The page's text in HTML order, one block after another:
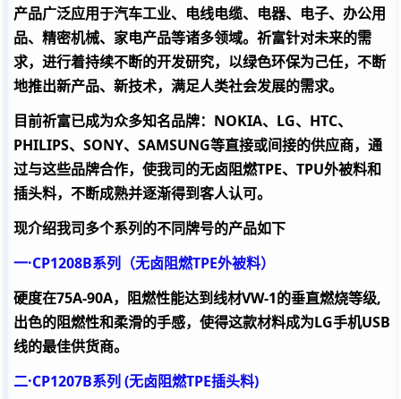
产品广泛应用于汽车工业、电线电缆、电器、电子、办公用
品、精密机械、家电产品等诸多领域。祈富针对未来的需
求，进行着持续不断的开发研究，以绿色环保为己任，不断
地推出新产品、新技术，满足人类社会发展的需求。
目前祈富已成为众多知名品牌：NOKIA、LG、HTC、
PHILIPS、SONY、SAMSUNG等直接或间接的供应商，通
过与这些品牌合作，使我司的无卤阻燃TPE、TPU外被料和
插头料，不断成熟并逐渐得到客人认可。
现介绍我司多个系列的不同牌号的产品如下
一·CP1208B系列（无卤阻燃TPE外被料）
硬度在75A-90A，阻燃性能达到线材VW-1的垂直燃烧等级,
出色的阻燃性和柔滑的手感，使得这款材料成为LG手机USB
线的最佳供货商。
二·CP1207B系列 (无卤阻燃TPE插头料)